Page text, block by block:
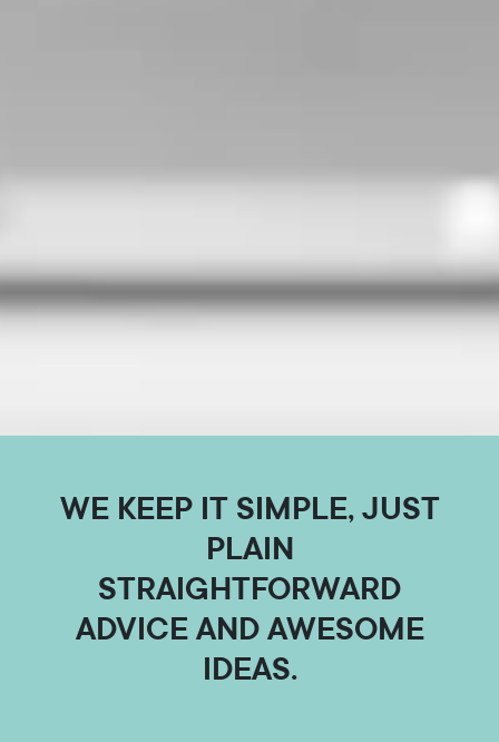
WE KEEP IT SIMPLE, JUST
PLAIN
STRAIGHTFORWARD
ADVICE AND AWESOME
IDEAS.